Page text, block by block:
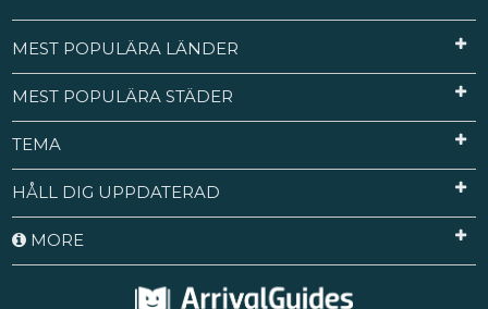
MEST POPULÄRA LÄNDER
MEST POPULÄRA STÄDER
TEMA
HÅLL DIG UPPDATERAD
MORE